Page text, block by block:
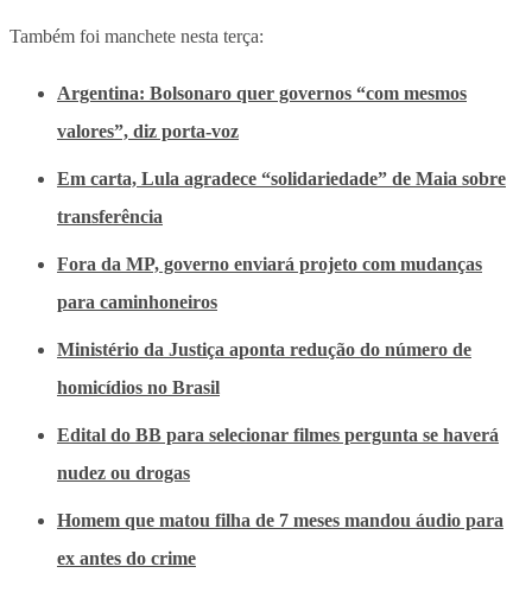
Também foi manchete nesta terça:
Argentina: Bolsonaro quer governos “com mesmos
valores”, diz porta-voz
Em carta, Lula agradece “solidariedade” de Maia sobre
transferência
Fora da MP, governo enviará projeto com mudanças
para caminhoneiros
Ministério da Justiça aponta redução do número de
homicídios no Brasil
Edital do BB para selecionar filmes pergunta se haverá
nudez ou drogas
Homem que matou filha de 7 meses mandou áudio para
ex antes do crime